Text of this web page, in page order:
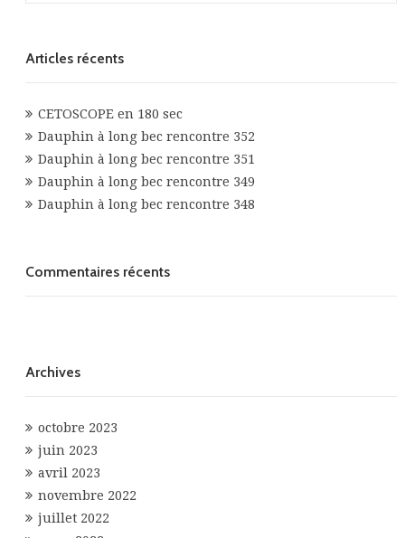
Articles récents
CETOSCOPE en 180 sec
Dauphin à long bec rencontre 352
Dauphin à long bec rencontre 351
Dauphin à long bec rencontre 349
Dauphin à long bec rencontre 348
Commentaires récents
Archives
octobre 2023
juin 2023
avril 2023
novembre 2022
juillet 2022